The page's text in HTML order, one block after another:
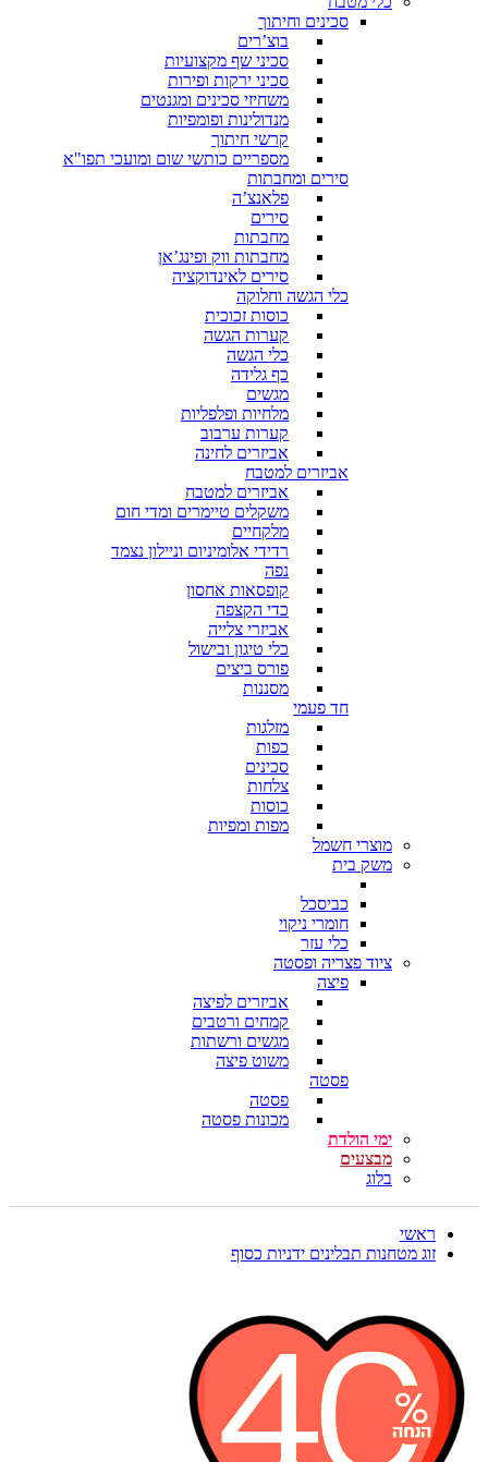
סכינים וחיתוך
בוצ’רים
סכיני שף מקצועיות
סכיני ירקות ופירות
משחיזי סכינים ומגנטים
מנדולינות ופומפיות
קרשי חיתוך
מספריים כותשי שום ומועכי תפו"א
סירים ומחבתות
פלאנצ’ה
סירים
מחבתות
מחבתות ווק ופינג’אן
סירים לאינדוקציה
כלי הגשה וחלוקה
כוסות זכוכית
קערות הגשה
כלי הגשה
כף גלידה
מגשים
מלחיות ופלפליות
קערות ערבוב
אביזרים לחינה
אביזרים למטבח
אביזרים למטבח
משקלים טיימרים ומדי חום
מלקחיים
רדידי אלומיניום וניילון נצמד
נפה
קופסאות אחסון
כדי הקצפה
אביזרי צלייה
כלי טיגון ובישול
פורס ביצים
מסננות
חד פעמי
מזלגות
כפות
סכינים
צלחות
כוסות
מפות ומפיות
מוצרי חשמל
משק בית
כביסכל
חומרי ניקוי
כלי עזר
ציוד פצריה ופסטה
פיצה
אביזרים לפיצה
קמחים ורטבים
מגשים ורשתות
משוט פיצה
פסטה
פסטה
מכונות פסטה
ימי הולדת
מבצעים
בלוג
ראשי
זוג מטחנות תבלינים ידניות כסוף